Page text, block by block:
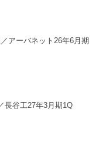
アーバネット26年6月期
長谷工27年3月期1Q